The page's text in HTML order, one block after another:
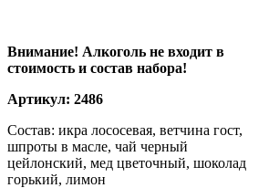
Внимание! Алкоголь не входит в
стоимость и состав набора!
Артикул: 2486
Состав: икра лососевая, ветчина гост,
шпроты в масле, чай черный
цейлонский, мед цветочный, шоколад
горький, лимон